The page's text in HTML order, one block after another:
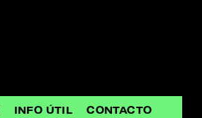
INFO ÚTIL CONTACTO